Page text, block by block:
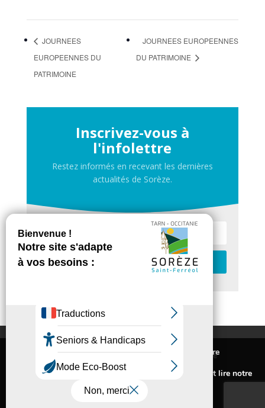
JOURNEES
EUROPEENNES DU
PATRIMOINE
JOURNEES EUROPEENNES
DU PATRIMOINE
Inscrivez-vous à
l'infolettre
Restez informés en recevant les dernières
actualités de Sorèze.
Je m'inscris
Contactez-nous
Inscrivez-vous à la newsletter de Sorèze
Mentions légales
Accessibilité
Nous utilisons des cookies pour vous offrir la meilleure
expérience sur notre site.
Pour connaitre les cookies utilisés ou les désactiver et lire notre
politique de confidentialité,
cliquez-ici